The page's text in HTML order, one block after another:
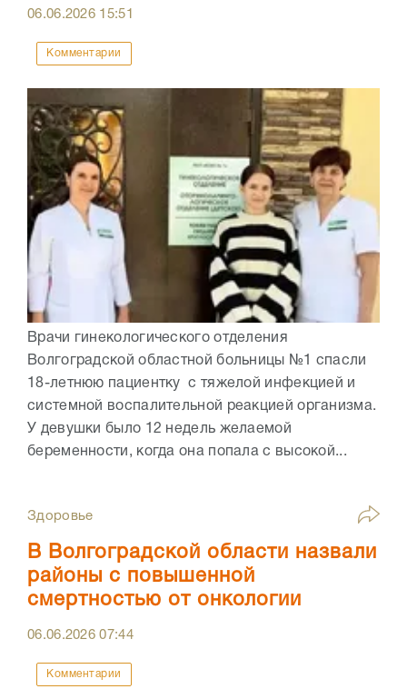
06.06.2026 15:51
Комментарии
Врачи гинекологического отделения
Волгоградской областной больницы №1 спасли
18-летнюю пациентку с тяжелой инфекцией и
системной воспалительной реакцией организма.
У девушки было 12 недель желаемой
беременности, когда она попала с высокой...
Здоровье
В Волгоградской области назвали
районы с повышенной
смертностью от онкологии
06.06.202607:44
Комментарии